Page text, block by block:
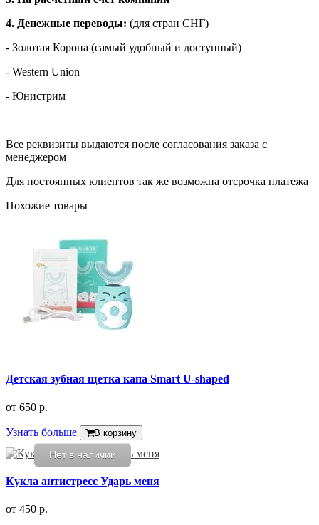
4. Денежные переводы: (для стран СНГ)
- Золотая Корона (самый удобный и доступный)
- Western Union
- Юнистрим
Все реквизиты выдаются после согласования заказа с
менеджером
Для постоянных клиентов так же возможна отсрочка платежа
Похожие товары
Детская зубная щетка капа Smart U-shaped
от 650 р.
Узнать больше В корзину
Нет в наличии
Кукла антистресс Ударь меня
от 450 р.